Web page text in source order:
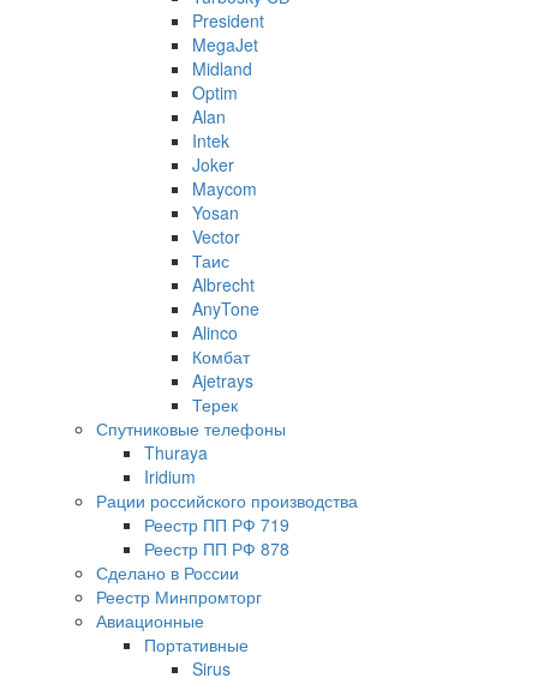
President
MegaJet
Midland
Optim
Alan
Intek
Joker
Maycom
Yosan
Vector
Таис
Albrecht
AnyTone
Alinco
Комбат
Ajetrays
Терек
Спутниковые телефоны
Thuraya
Iridium
Рации российского производства
Реестр ПП РФ 719
Реестр ПП РФ 878
Сделано в России
Реестр Минпромторг
Авиационные
Портативные
Sirus